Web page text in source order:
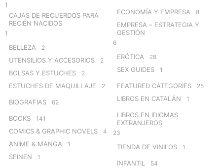
1
CAJAS DE RECUERDOS PARA
RECIÉN NACIDOS
1
BELLEZA 2
UTENSILIOS Y ACCESORIOS 2
BOLSAS Y ESTUCHES 2
ESTUCHES DE MAQUILLAJE 2
BIOGRAFIAS 62
BOOKS 141
COMICS & GRAPHIC NOVELS 4
ANIME & MANGA 1
SEINEN 1
ECONOMÍA Y EMPRESA 8
EMPRESA – ESTRATEGIA Y
GESTIÓN
6
ERÓTICA 28
SEX GUIDES 1
FEATURED CATEGORIES 25
LIBROS EN CATALÁN 1
LIBROS EN IDIOMAS
EXTRANJEROS
23
TIENDA DE VINILOS 1
INFANTIL 54